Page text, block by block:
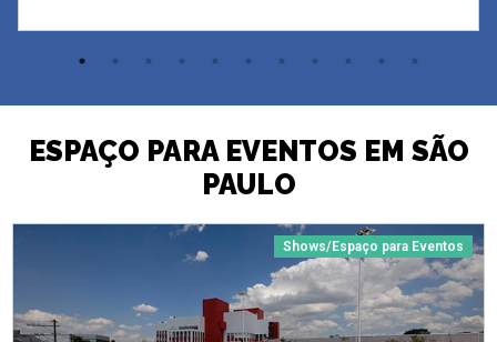
ESPAÇO PARA EVENTOS EM SÃO
PAULO
Shows/Espaço para Eventos